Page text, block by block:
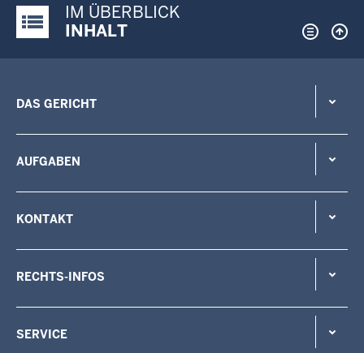
Justiz-Portal im Überblick:
IM ÜBERBLICK
INHALT
DAS GERICHT
AUFGABEN
KONTAKT
RECHTS-INFOS
SERVICE